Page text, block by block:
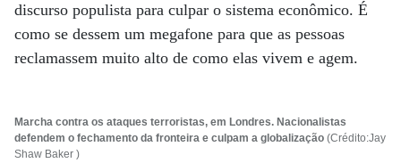
discurso populista para culpar o sistema econômico. É
como se dessem um megafone para que as pessoas
reclamassem muito alto de como elas vivem e agem.
Marcha contra os ataques terroristas, em Londres. Nacionalistas
defendem o fechamento da fronteira e culpam a globalização (Crédito:Jay
Shaw Baker )